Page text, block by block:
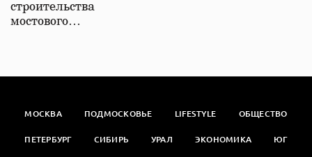
строительства
мостового…
МОСКВА ПОДМОСКОВЬЕ LIFESTYLE ОБЩЕСТВО
ПЕТЕРБУРГ СИБИРЬ УРАЛ ЭКОНОМИКА ЮГ